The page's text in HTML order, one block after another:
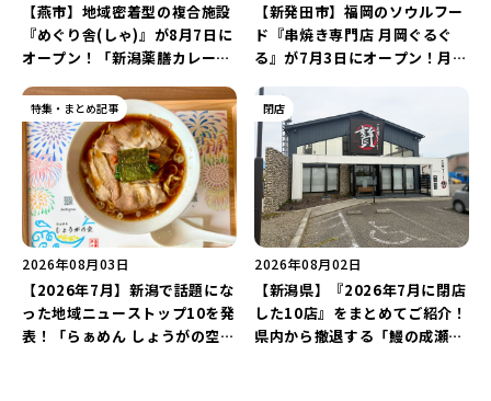
【燕市】地域密着型の複合施設
『めぐり舎(しゃ)』が8月7日に
オープン！「新潟薬膳カレー
メニューや漆喰アートを楽しも
う♪
【新発田市】福岡のソウルフー
ド『串焼き専門店 月岡ぐるぐ
る』が7月3日にオープン！月岡
材を使ったぐるぐる串焼き」を
堪能しよう♪
特集・まとめ記事
2026年08月03日
【2026年7月】新潟で話題にな
った地域ニューストップ10を発
表！「らぁめん しょうがの空」
閉店
2026年08月02日
【新潟県】『2026年7月に閉店
した10店』をまとめてご紹介！
県内から撤退する「鰻の成瀬」